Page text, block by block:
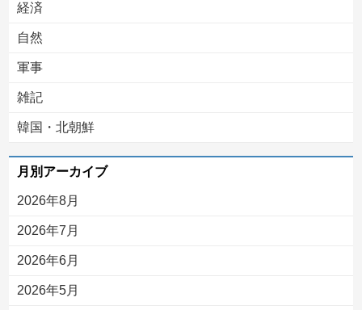
経済
自然
軍事
雑記
韓国・北朝鮮
月別アーカイブ
2026年8月
2026年7月
2026年6月
2026年5月